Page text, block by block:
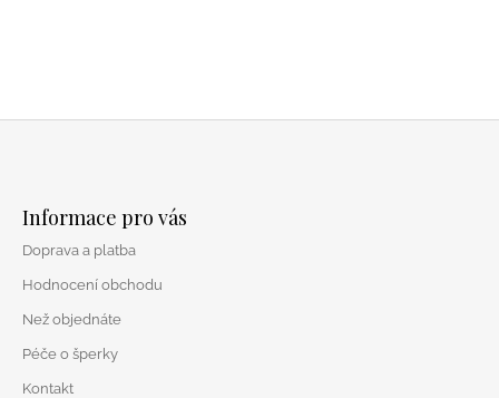
Informace pro vás
Doprava a platba
Hodnocení obchodu
Než objednáte
Péče o šperky
Kontakt